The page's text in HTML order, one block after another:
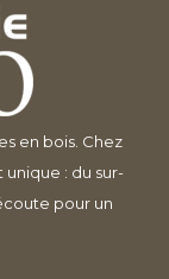
en bois. Chez
: du sur-
pour un